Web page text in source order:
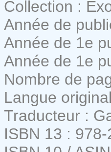
Collection :
Année de
Année de 1e
Année de 1e
Nombre de
Langue
Traducteur :
ISBN 13 :